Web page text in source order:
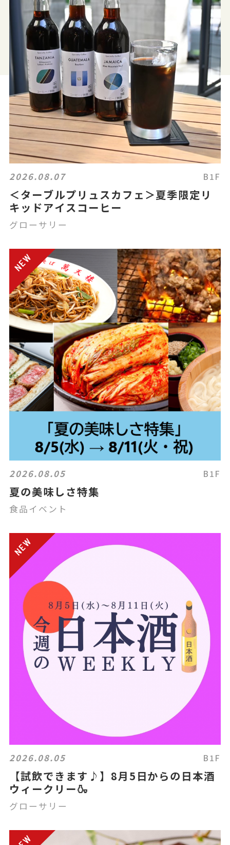
2026.08.07 B1F
＜ターブルプリュスカフェ＞夏季限定リ
キッドアイスコーヒー
グローサリー
2026.08.05 B1F
夏の美味しさ特集
食品イベント
2026.08.05 B1F
【試飲できます♪】8月5日からの日本酒
ウィークリー🍶
グローサリー